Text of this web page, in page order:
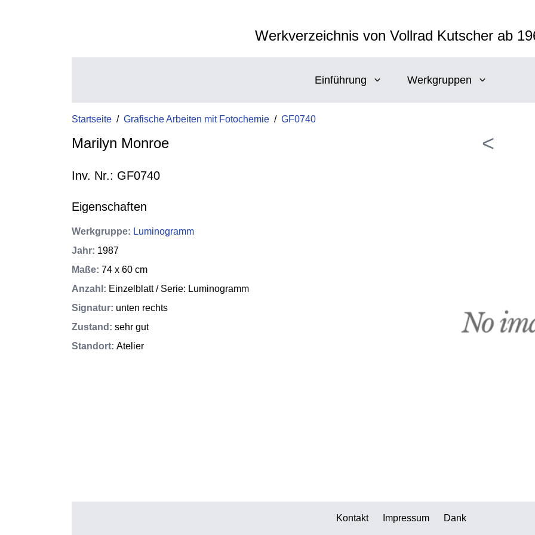
Werkverzeichnis von Vollrad Kutscher ab
Einführung Werkgruppen
Startseite / Grafische Arbeiten mit Fotochemie / GF0740
Marilyn Monroe
Inv. Nr.: GF0740
Eigenschaften
Werkgruppe: Luminogramm
Jahr: 1987
Maße: 74 x 60 cm
Anzahl : Einzelblatt / Serie: Luminogramm
Signatur: unten rechts
Zustand : sehr gut
Standort: Atelier
<
Kontakt Impressum Dank